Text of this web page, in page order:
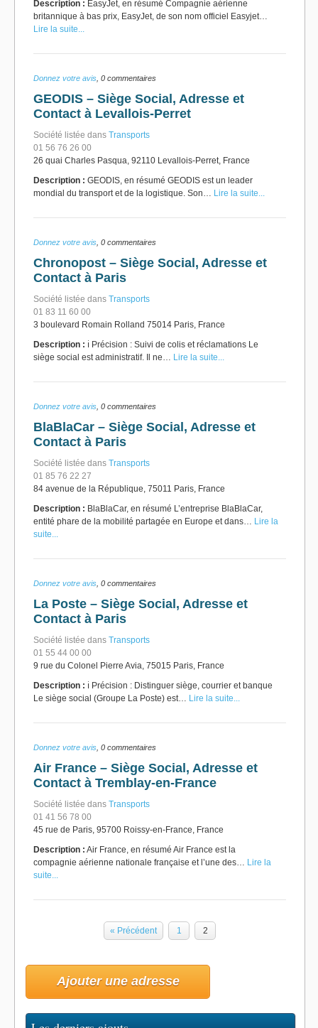
Description : EasyJet, en résumé Compagnie aérienne
britannique à bas prix, EasyJet, de son nom officiel Easyjet…
Lire la suite...
Donnez votre avis , 0 commentaires
GEODIS – Siège Social, Adresse et
Contact à Levallois-Perret
Société listée dans Transports
01 56 76 26 00
26 quai Charles Pasqua, 92110 Levallois-Perret, France
Description : GEODIS, en résumé GEODIS est un leader
mondial du transport et de la logistique. Son… Lire la suite...
Donnez votre avis , 0 commentaires
Chronopost – Siège Social, Adresse et
Contact à Paris
Société listée dans Transports
01 83 11 60 00
3 boulevard Romain Rolland 75014 Paris, France
Description : ℹ️ Précision : Suivi de colis et réclamations Le
siège social est administratif. Il ne… Lire la suite...
Donnez votre avis , 0 commentaires
BlaBlaCar – Siège Social, Adresse et
Contact à Paris
Société listée dans Transports
01 85 76 22 27
84 avenue de la République, 75011 Paris, France
Description : BlaBlaCar, en résumé L’entreprise BlaBlaCar,
entité phare de la mobilité partagée en Europe et dans… Lire la
suite...
Donnez votre avis , 0 commentaires
La Poste – Siège Social, Adresse et
Contact à Paris
Société listée dans Transports
01 55 44 00 00
9 rue du Colonel Pierre Avia, 75015 Paris, France
Description : ℹ️ Précision : Distinguer siège, courrier et banque
Le siège social (Groupe La Poste) est… Lire la suite...
Donnez votre avis , 0 commentaires
Air France – Siège Social, Adresse et
Contact à Tremblay-en-France
Société listée dans Transports
01 41 56 78 00
45 rue de Paris, 95700 Roissy-en-France, France
Description : Air France, en résumé Air France est la
compagnie aérienne nationale française et l’une des… Lire la
suite...
« Précédent 1 2
Ajouter une adresse